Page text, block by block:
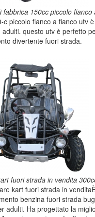
fabbrica 150cc piccolo fianco
c piccolo fianco a fianco utv
adulti. questo utv è perfetto
divertente fuori strada.
fuori strada in vendita
kart fuori strada in
benzina fuori strada
adulti. Ha progettato la